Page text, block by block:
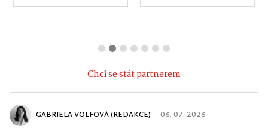
Chci se stát partnerem
GABRIELA VOLFOVÁ (REDAKCE) 06. 07. 2026